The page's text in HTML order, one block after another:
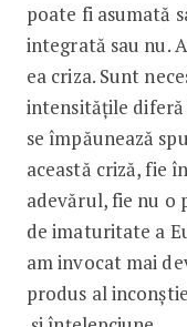
poate fi asumată
integrată sau nu.
ea criza. Sunt
intensitățile diferă
se împăunează
această criză, fie
adevărul, fie nu o
de imaturitate a
am invocat mai
produs al